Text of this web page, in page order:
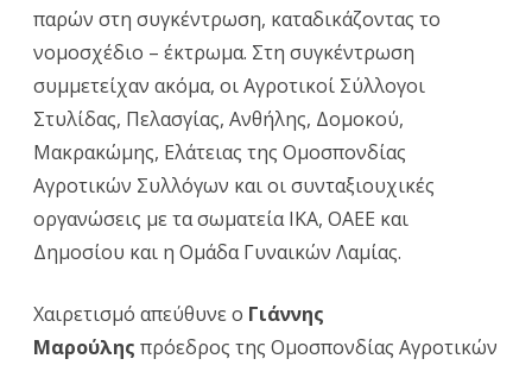
παρών στη συγκέντρωση, καταδικάζοντας το
νομοσχέδιο – έκτρωμα. Στη συγκέντρωση
συμμετείχαν ακόμα, οι Αγροτικοί Σύλλογοι
Στυλίδας, Πελασγίας, Ανθήλης, Δομοκού,
Μακρακώμης, Ελάτειας της Ομοσπονδίας
Αγροτικών Συλλόγων και οι συνταξιουχικές
οργανώσεις με τα σωματεία ΙΚΑ, ΟΑΕΕ και
Δημοσίου και η Ομάδα Γυναικών Λαμίας.
Χαιρετισμό απεύθυνε ο Γιάννης
Μαρούλης πρόεδρος της Ομοσπονδίας Αγροτικών